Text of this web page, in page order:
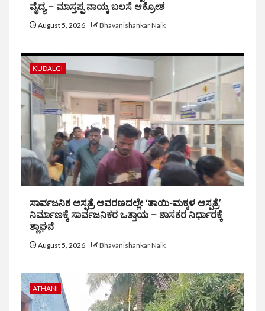
ವೈದ್ಯ – ಮಾಸ್ತಪ್ಪ ನಾಯ್ಕ ಬಲಸೆ ಆಕ್ರೋಶ
August 5, 2026 Bhavanishankar Naik
KUDALGI
ಸಾರ್ವಜನಿಕ ಆಸ್ಪತ್ರೆ ಆವರಣದಲ್ಲೇ ‘ತಾಯಿ-ಮಕ್ಕಳ ಆಸ್ಪತ್ರೆ’
ನಿರ್ಮಾಣಕ್ಕೆ ಸಾರ್ವಜನಿಕರ ಒತ್ತಾಯ – ಶಾಸಕರ ನಿರ್ಧಾರಕ್ಕೆ
ಶ್ಲಾಘನೆ
August 5, 2026 Bhavanishankar Naik
ATHANI